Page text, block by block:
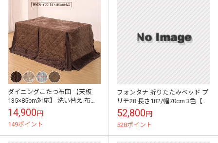
ダイニングこたつ布団 【天板
135×85cm対応】 洗い替え 布団
単品 布団のみ ハイこたつ用 高脚
コタツ用 ハイタイプ用 コ...
14,900円
149ポイント
フォンタナ 折りたたみベッド プ
リモ28 長さ182/幅70cm 3色【送
料無料】
52,800円
528ポイント